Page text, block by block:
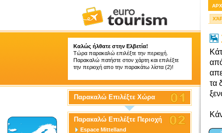
Καλώς ήλθατε στην Ελβετία!
Τώρα παρακαλώ επιλέξτε την περιοχή.
Παρακαλώ πατήστε στον χάρτη και επιλέξτε
την περιοχή απο την παρακάτω λίστα (2)!
Παρακαλώ Επιλέξτε Χώρα
Παρακαλώ Επιλέξτε Περιοχή
Espace Mittelland
τα